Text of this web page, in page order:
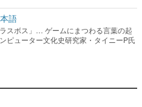
語
スボス」… ゲームにまつわる言葉の起
ピューター文化史研究家・タイニーP氏